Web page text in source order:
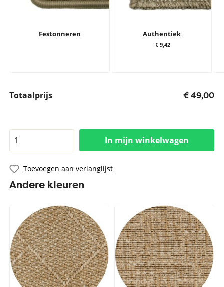
Festonneren Authentiek
€ 9,42
Totaalprijs € 49,00
In mijn winkelwagen
Toevoegen aan verlanglijst
Andere kleuren